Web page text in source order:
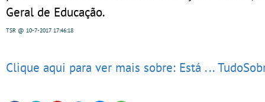
Geral de Educação.
TSR @ 10-7-2017 17:46:18
Clique aqui para ver mais sobre: Está ...